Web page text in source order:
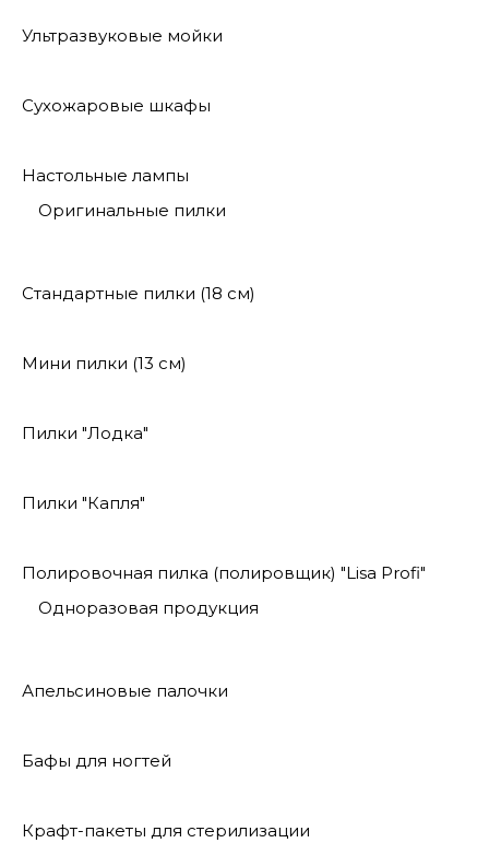
Ультразвуковые мойки
Сухожаровые шкафы
Настольные лампы
Оригинальные пилки
Стандартные пилки (18 см)
Мини пилки (13 см)
Пилки "Лодка"
Пилки "Капля"
Полировочная пилка (полировщик) "Lisa Profi"
Одноразовая продукция
Апельсиновые палочки
Бафы для ногтей
Крафт-пакеты для стерилизации